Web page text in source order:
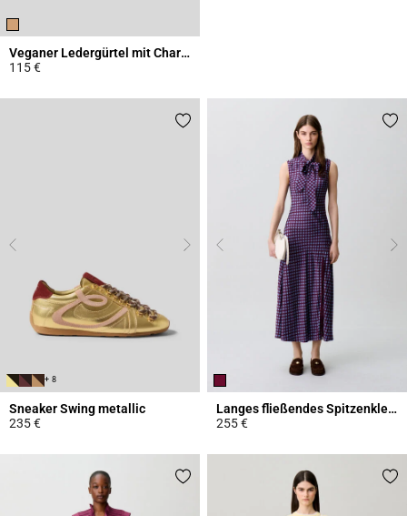
Veganer Ledergürtel mit Charms
115 €
+ 8
Sneaker Swing metallic
235 €
Langes fließendes Spitzenkleid
255 €